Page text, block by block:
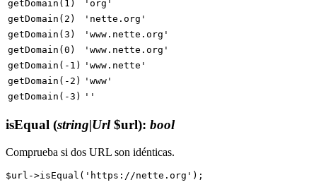
getDomain(1)
'org'
getDomain(2)
'nette.org'
getDomain(3)
'www.nette.org'
getDomain(0)
'www.nette.org'
getDomain(-1)
'www.nette'
getDomain(-2)
'www'
getDomain(-3)
''
isEqual (string|Url$url): bool
Comprueba si dos URL son idénticas.